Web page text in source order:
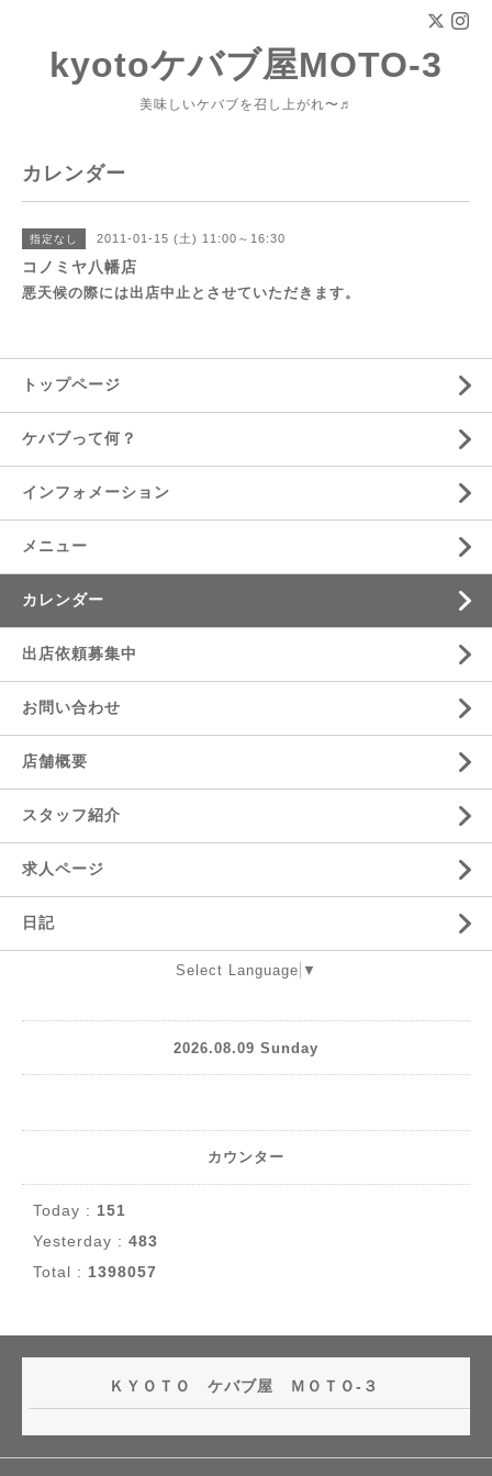
kyotoケバブ屋MOTO-3
美味しいケバブを召し上がれ〜♬
カレンダー
指定なし 2011-01-15 (土) 11:00～16:30
コノミヤ八幡店
悪天候の際には出店中止とさせていただきます。
トップページ
ケバブって何？
インフォメーション
メニュー
カレンダー
出店依頼募集中
お問い合わせ
店舗概要
スタッフ紹介
求人ページ
日記
Select Language ▼
2026.08.09 Sunday
カウンター
Today : 151
Yesterday : 483
Total : 1398057
ＫＹＯＴＯ ケバブ屋 ＭＯＴＯ-３